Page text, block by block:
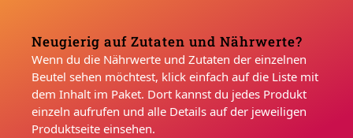
Neugierig auf Zutaten und Nährwerte?
Wenn du die Nährwerte und Zutaten der einzelnen
Beutel sehen möchtest, klick einfach auf die Liste mit
dem Inhalt im Paket. Dort kannst du jedes Produkt
einzeln aufrufen und alle Details auf der jeweiligen
Produktseite einsehen.